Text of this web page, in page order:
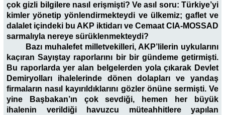
çok gizli bilgilere nasıl erişmişti? Ve asıl soru: Türkiye’yi
kimler yönetip yönlendirmekteydi ve ülkemiz; gaflet ve
dalalet içindeki bu AKP iktidarı ve Cemaat CIA-MOSSAD
sarmalıyla nereye sürüklenmekteydi?
Bazı muhalefet milletvekilleri, AKP’lilerin uykularını
kaçıran Sayıştay raporlarını bir bir gündeme getirmişti.
Bu raporlarda yer alan belgelerden yola çıkarak Devlet
Demiryolları ihalelerinde dönen dolapları ve yandaş
firmaların nasıl kayırıldıklarını gözler önüne sermişti. Ve
yine Başbakan’ın çok sevdiği, hemen her büyük
ihalenin verildiği havuzcu müteahhitlere yapılan